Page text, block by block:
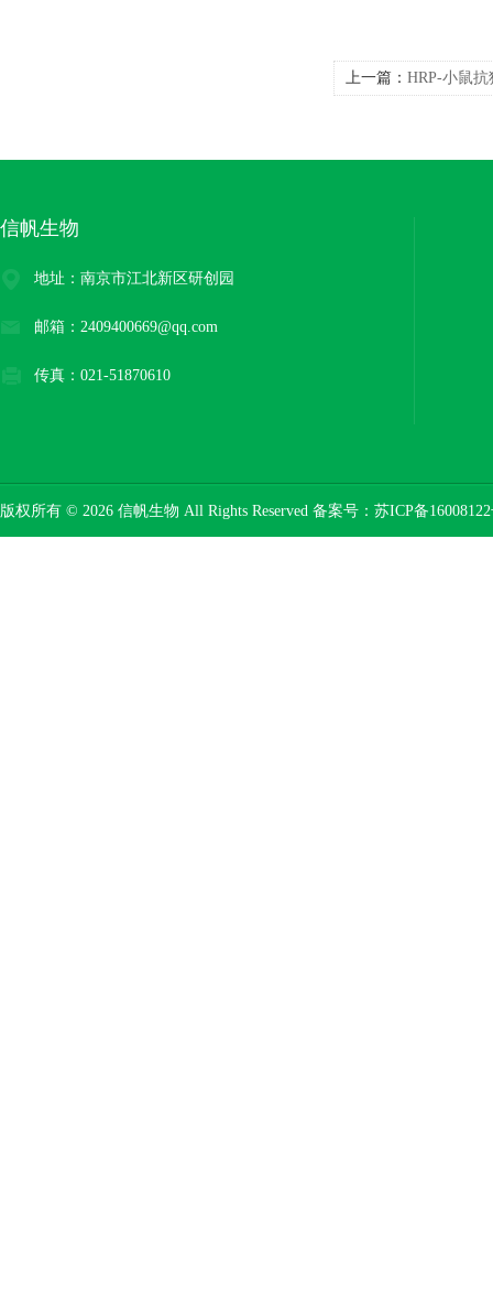
上一篇： HRP-小鼠
信帆生物
地址：南京市江北新区研创园
邮箱：2409400669@qq.com
传真：021-51870610
版权所有 © 2026 信帆生物 All Rights Reserved 备案号： 苏ICP备